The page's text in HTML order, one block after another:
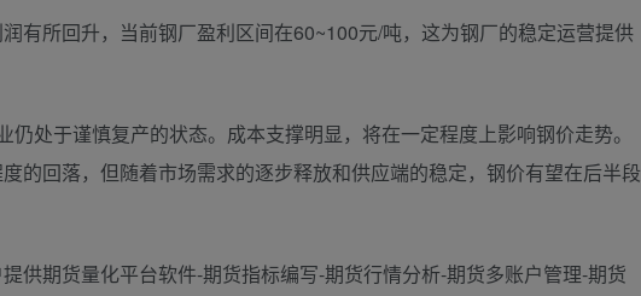
有所回升，当前钢厂盈利区间在60~100元/吨，这为钢厂的稳定运营提供
处于谨慎复产的状态。成本支撑明显，将在一定程度上影响钢价走势。
的回落，但随着市场需求的逐步释放和供应端的稳定，钢价有望在后半段
供期货量化平台软件-期货指标编写-期货行情分析-期货多账户管理-期货